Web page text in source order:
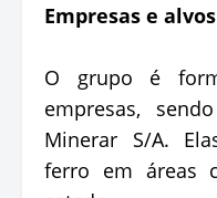
Empresas e alvos
O grupo é
empresas,
Minerar S/A.
ferro em áreas